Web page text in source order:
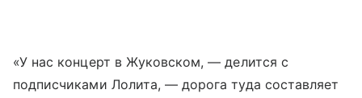
«У нас концерт в Жуковском, — делится с
подписчиками Лолита, — дорога туда составляет